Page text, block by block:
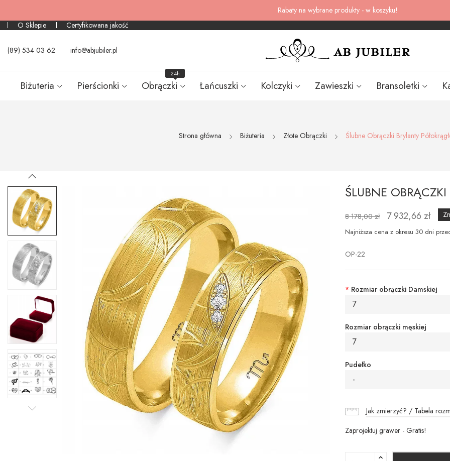
Rabaty na wybrane produkty - w koszyku!
O Sklepie
Certyfikowana jakość
(89) 534 03 62 info@abjubiler.pl
Biżuteria Pierścionki Obrączki
24h
Łańcuszki Kolczyki Zawieszki Bransoletki
Strona główna Biżuteria Złote Obrączki Ślubne Obrączki Brylanty
ŚLUBNE
8 178,00 zł 7 932,66 zł
Najniższa cena z okresu 30 dni
OP-22
* Rozmiar obrączki Damskiej
7
Rozmiar obrączki męskiej
7
Pudełko
-
Jak zmierzyć? / Tabela
Zaprojektuj grawer - Gratis!